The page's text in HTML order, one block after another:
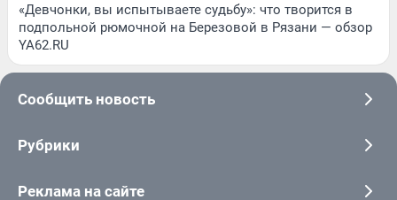
«Девчонки, вы испытываете судьбу»: что творится в
подпольной рюмочной на Березовой в Рязани — обзор
YA62.RU
Сообщить новость
Рубрики
Реклама на сайте